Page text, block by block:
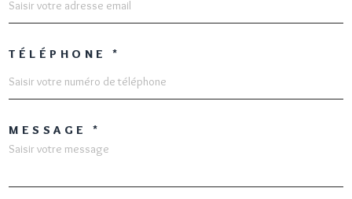
TÉLÉPHONE *
MESSAGE *